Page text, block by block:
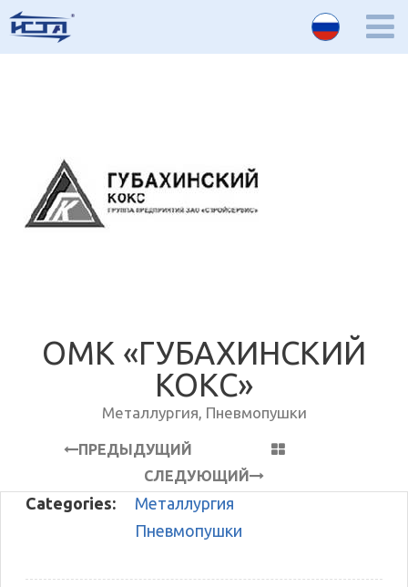
ОМК «ГУБАХИНСКИЙ
КОКС»
Металлургия, Пневмопушки
ПРЕДЫДУЩИЙ
СЛЕДУЮЩИЙ
Categories:
Металлургия
Пневмопушки